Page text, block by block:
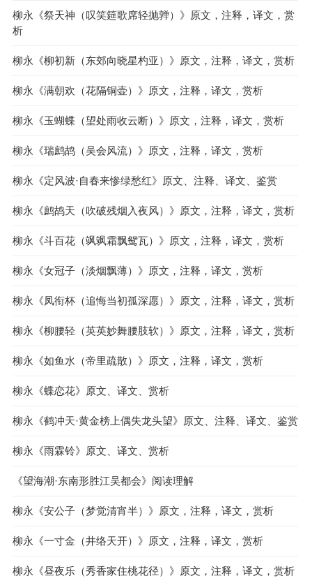
柳永《祭天神（叹笑筵歌席轻抛亸）》原文，注释，译文，赏
析
柳永《柳初新（东郊向晓星杓亚）》原文，注释，译文，赏析
柳永《满朝欢（花隔铜壶）》原文，注释，译文，赏析
柳永《玉蝴蝶（望处雨收云断）》原文，注释，译文，赏析
柳永《瑞鹧鸪（吴会风流）》原文，注释，译文，赏析
柳永《定风波·自春来惨绿愁红》原文、注释、译文、鉴赏
柳永《鹧鸪天（吹破残烟入夜风）》原文，注释，译文，赏析
柳永《斗百花（飒飒霜飘鸳瓦）》原文，注释，译文，赏析
柳永《女冠子（淡烟飘薄）》原文，注释，译文，赏析
柳永《凤衔杯（追悔当初孤深愿）》原文，注释，译文，赏析
柳永《柳腰轻（英英妙舞腰肢软）》原文，注释，译文，赏析
柳永《如鱼水（帝里疏散）》原文，注释，译文，赏析
柳永《蝶恋花》原文、译文、赏析
柳永《鹤冲天·黄金榜上偶失龙头望》原文、注释、译文、鉴赏
柳永《雨霖铃》原文、译文、赏析
《望海潮·东南形胜江吴都会》阅读理解
柳永《安公子（梦觉清宵半）》原文，注释，译文，赏析
柳永《一寸金（井络天开）》原文，注释，译文，赏析
柳永《昼夜乐（秀香家住桃花径）》原文，注释，译文，赏析